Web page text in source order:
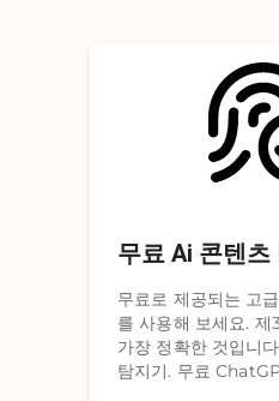
무료 Ai 콘텐츠
무료로 제공되는 고
를 사용해 보세요. 제
가장 정확한 것입니
탐지기. 무료